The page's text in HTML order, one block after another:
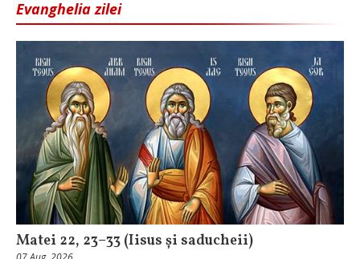
Evanghelia zilei
Matei 22, 23–33 (Iisus și saducheii)